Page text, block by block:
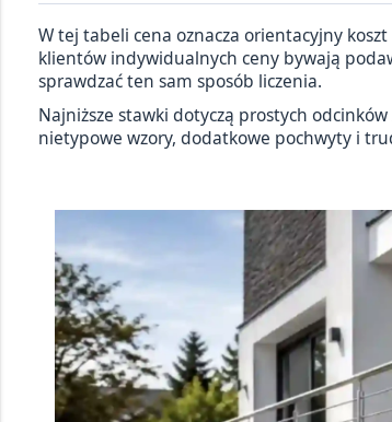
W tej tabeli cena oznacza orientacyjny
klientów indywidualnych ceny bywają
sprawdzać ten sam sposób liczenia.
Najniższe stawki dotyczą prostych
nietypowe wzory, dodatkowe pochwyty i